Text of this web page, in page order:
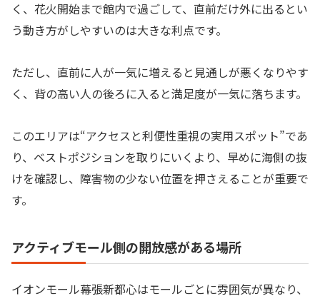
く、花火開始まで館内で過ごして、直前だけ外に出るとい
う動き方がしやすいのは大きな利点です。
ただし、直前に人が一気に増えると見通しが悪くなりやす
く、背の高い人の後ろに入ると満足度が一気に落ちます。
このエリアは“アクセスと利便性重視の実用スポット”であ
り、ベストポジションを取りにいくより、早めに海側の抜
けを確認し、障害物の少ない位置を押さえることが重要で
す。
アクティブモール側の開放感がある場所
イオンモール幕張新都心はモールごとに雰囲気が異なり、